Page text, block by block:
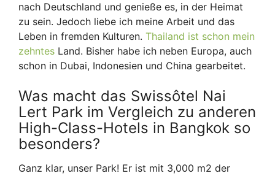
nach Deutschland und genieße es, in der Heimat
zu sein. Jedoch liebe ich meine Arbeit und das
Leben in fremden Kulturen. Thailand ist schon mein
zehntes Land. Bisher habe ich neben Europa, auch
schon in Dubai, Indonesien und China gearbeitet.
Was macht das Swissôtel Nai
Lert Park im Vergleich zu anderen
High-Class-Hotels in Bangkok so
besonders?
Ganz klar, unser Park! Er ist mit 3,000 m2 der